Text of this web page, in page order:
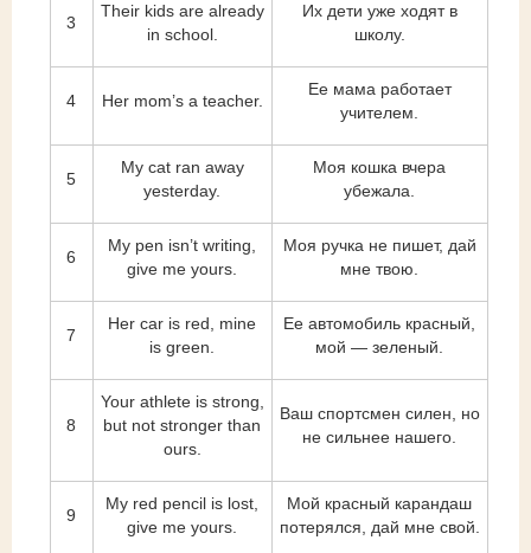
3
Their kids are already
in school.
Их дети уже ходят в
школу.
4 Her mom’s a teacher.
Ее мама работает
учителем.
5
My cat ran away
yesterday.
Моя кошка вчера
убежала.
6
My pen isn’t writing,
give me yours.
Моя ручка не пишет, дай
мне твою.
7
Her car is red, mine
is green.
Ее автомобиль красный,
мой — зеленый.
8
Your athlete is strong,
but not stronger than
ours.
Ваш спортсмен силен, но
не сильнее нашего.
9
My red pencil is lost,
give me yours.
Мой красный карандаш
потерялся, дай мне свой.